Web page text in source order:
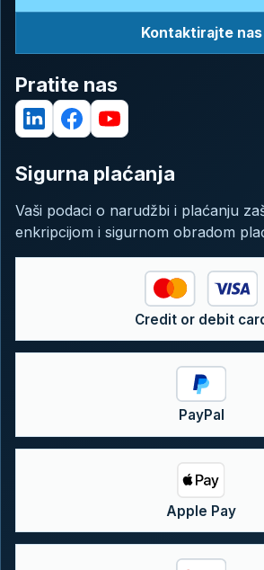
Kontaktirajte nas
Pratite nas
Sigurna plaćanja
Vaši podaci o narudžbi i plaćanju
enkripcijom i sigurnom obradom
Credit or debit
PayPal
Apple Pay